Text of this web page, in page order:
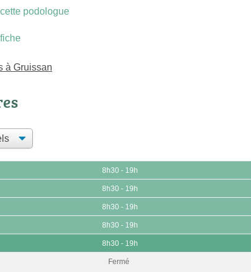
podologue
à Gruissan
8h30 - 19h
8h30 - 19h
8h30 - 19h
8h30 - 19h
8h30 - 19h
Fermé